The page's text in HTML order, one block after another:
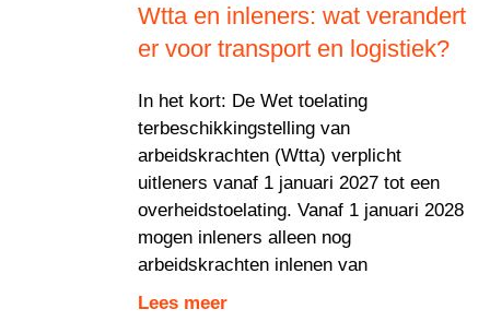
Wtta en inleners: wat verandert
er voor transport en logistiek?
In het kort: De Wet toelating
terbeschikkingstelling van
arbeidskrachten (Wtta) verplicht
uitleners vanaf 1 januari 2027 tot een
overheidstoelating. Vanaf 1 januari 2028
mogen inleners alleen nog
arbeidskrachten inlenen van
Lees meer